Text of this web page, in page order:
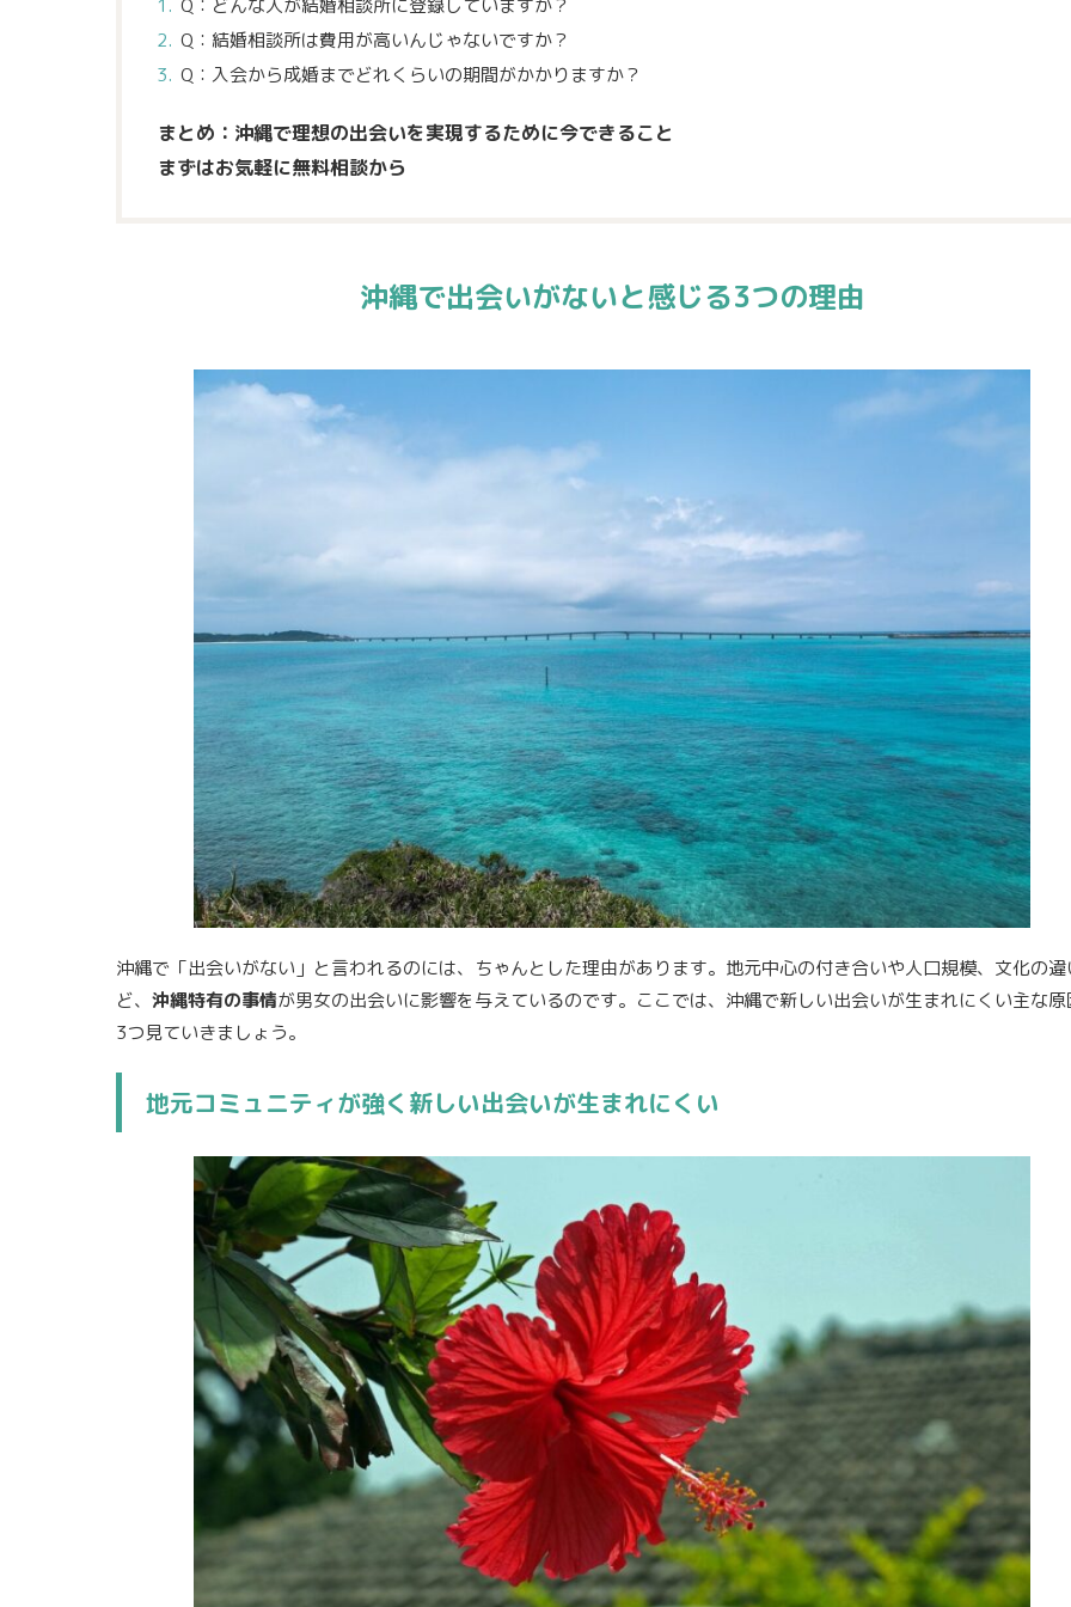
Q：どんな人が結婚相談所に登録していますか？
Q：結婚相談所は費用が高いんじゃないですか？
Q：入会から成婚までどれくらいの期間がかかりますか？
まとめ：沖縄で理想の出会いを実現するために今できること
まずはお気軽に無料相談から
沖縄で出会いがないと感じる3つの理由
沖縄で「出会いがない」と言われるのには、ちゃんとした理由があります。地元中心の付き合いや人口規模、文化の違
ど、 沖縄特有の事情が男女の出会いに影響を与えているのです。ここでは、沖縄で新しい出会いが生まれにくい主な原
3つ見ていきましょう。
地元コミュニティが強く新しい出会いが生まれにくい